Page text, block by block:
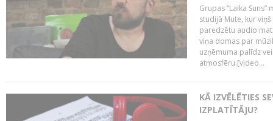
Grupas “Laika
studijā Mute, kur
paredzētu audio
viņa domas par
uzņēmuma palīdz
atmosfēru.[video...
KĀ IZVĒLĒTIES
IZPLATĪTĀJU?